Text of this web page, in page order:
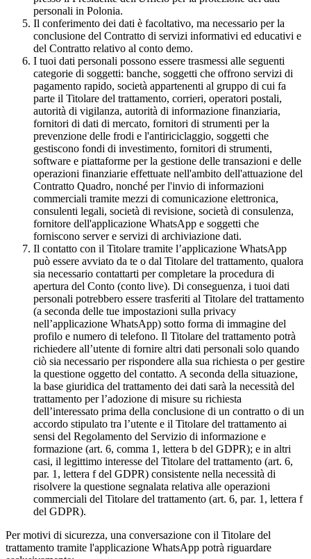
personali in Polonia.
Il conferimento dei dati è facoltativo, ma necessario per la
conclusione del Contratto di servizi informativi ed educativi e
del Contratto relativo al conto demo.
I tuoi dati personali possono essere trasmessi alle seguenti
categorie di soggetti: banche, soggetti che offrono servizi di
pagamento rapido, società appartenenti al gruppo di cui fa
parte il Titolare del trattamento, corrieri, operatori postali,
autorità di vigilanza, autorità di informazione finanziaria,
fornitori di dati di mercato, fornitori di strumenti per la
prevenzione delle frodi e l'antiriciclaggio, soggetti che
gestiscono fondi di investimento, fornitori di strumenti,
software e piattaforme per la gestione delle transazioni e delle
operazioni finanziarie effettuate nell'ambito dell'attuazione del
Contratto Quadro, nonché per l'invio di informazioni
commerciali tramite mezzi di comunicazione elettronica,
consulenti legali, società di revisione, società di consulenza,
fornitore dell'applicazione WhatsApp e soggetti che
forniscono server e servizi di archiviazione dati.
Il contatto con il Titolare tramite l’applicazione WhatsApp
può essere avviato da te o dal Titolare del trattamento, qualora
sia necessario contattarti per completare la procedura di
apertura del Conto (conto live). Di conseguenza, i tuoi dati
personali potrebbero essere trasferiti al Titolare del trattamento
(a seconda delle tue impostazioni sulla privacy
nell’applicazione WhatsApp) sotto forma di immagine del
profilo e numero di telefono. Il Titolare del trattamento potrà
richiedere all’utente di fornire altri dati personali solo quando
ciò sia necessario per rispondere alla sua richiesta o per gestire
la questione oggetto del contatto. A seconda della situazione,
la base giuridica del trattamento dei dati sarà la necessità del
trattamento per l’adozione di misure su richiesta
dell’interessato prima della conclusione di un contratto o di un
accordo stipulato tra l’utente e il Titolare del trattamento ai
sensi del Regolamento del Servizio di informazione e
formazione (art. 6, comma 1, lettera b del GDPR); e in altri
casi, il legittimo interesse del Titolare del trattamento (art. 6,
par. 1, lettera f del GDPR) consistente nella necessità di
risolvere la questione segnalata relativa alle operazioni
commerciali del Titolare del trattamento (art. 6, par. 1, lettera f
del GDPR).
Per motivi di sicurezza, una conversazione con il Titolare del
trattamento tramite l'applicazione WhatsApp potrà riguardare